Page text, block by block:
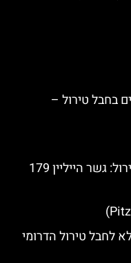
בחבל טירול –
הגשר התלוי (Highline 179) בטירול: גשר הייליין 179
לחבל טירול הדרומי